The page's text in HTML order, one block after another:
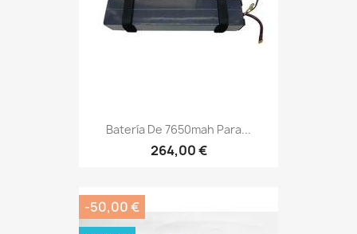
Batería De 7650mah Para...
264,00 €
-50,00 €